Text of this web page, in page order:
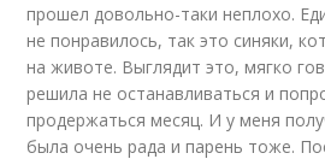
прошел довольно-таки неплохо.
не понравилось, так это синяки,
на животе. Выглядит это, мягко
решила не останавливаться и
продержаться месяц. И у меня
была очень рада и парень тоже.